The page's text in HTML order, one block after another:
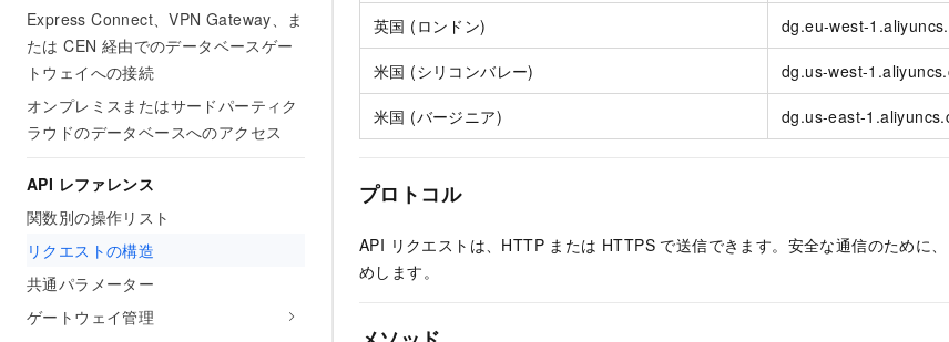
Express Connect、VPN Gateway、ま
たは CEN 経由でのデータベースゲー
トウェイへの接続
オンプレミスまたはサードパーティク
ラウドのデータベースへのアクセス
API レファレンス
関数別の操作リスト
リクエストの構造
共通パラメーター
ゲートウェイ管理
英国 (ロンドン) dg.eu-west-
米国 (シリコンバレー) dg.us-west-
米国 (バージニア) dg.us-east-
プロトコル
API リクエストは、HTTP または HTTPS で送信できます。安全な通信のために
めします。